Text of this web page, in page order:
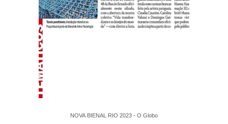
NOVA BIENAL RIO 2023 - O Globo